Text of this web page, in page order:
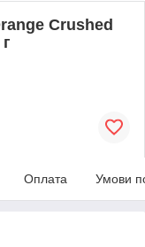
Crushed
Оплата Умови